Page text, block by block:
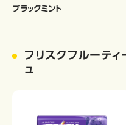
ブラックミント
フリスクフルーティ
ュ